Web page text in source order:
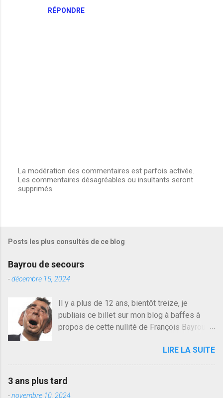
RÉPONDRE
E
n
t
e
r
u
m
m
e
n
r
e
La modération des commentaires est parfois activée.
Les commentaires désagréables ou insultants seront
supprimés.
Posts les plus consultés de ce blog
Bayrou de secours
-décembre 15, 2024
Il y a plus de 12 ans, bientôt treize, je
publiais ce billet sur mon blog à baffes à
propos de cette nullité de François Bayrou. Il
quelqu'un, je ne parle pas des couples mais
des amis ou des valeurs dans lesquels on
croit. François Bayrou est en passe de
devenir le traite d'une partie de son électorat
LIRE LA SUITE
3 ans plus tard
-novembre 10, 2024